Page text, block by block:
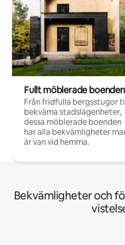
Fullt möblerade boenden
Från fridfulla bergsstugor
bekväma stadslägenheter,
dessa möblerade boenden
har alla bekvämligheter
är van vid hemma.
Bekvämligheter och